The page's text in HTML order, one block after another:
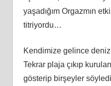
yaşadığım Orgazmın
titriyordu…
Kendimize gelince
Tekrar plaja çıkıp
gösterip birşeyler